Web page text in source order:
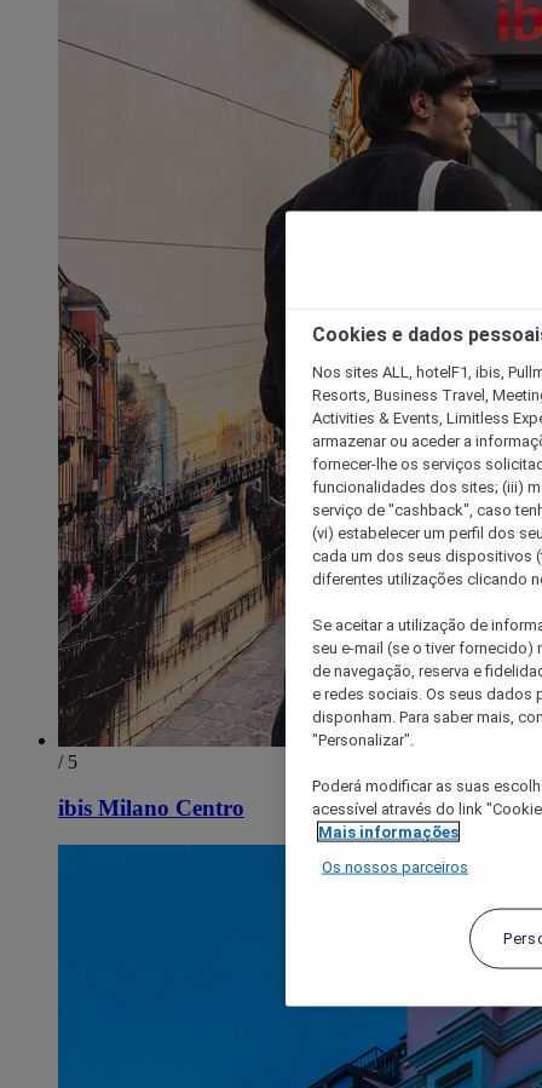
/ 5
ibis Milano Centro
Cookies e dados
Nos sites ALL, hotelF1, ibis,
Resorts, Business Travel,
Activities & Events, Limitless
armazenar ou aceder a
fornecer-lhe os serviços
funcionalidades dos sites; (iii)
serviço de "cashback", caso
(vi) estabelecer um perfil dos
cada um dos seus dispositivos
diferentes utilizações clicando
Se aceitar a utilização de
seu e-mail (se o tiver
de navegação, reserva e
e redes sociais. Os seus dados
disponham. Para saber mais,
"Personalizar".
Poderá modificar as suas
acessível através do link
Mais informações
Os nossos parceiros